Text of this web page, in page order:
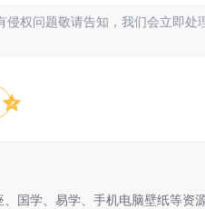
权问题敬请告知，我们会立即处

国学、易学、手机电脑壁纸等资